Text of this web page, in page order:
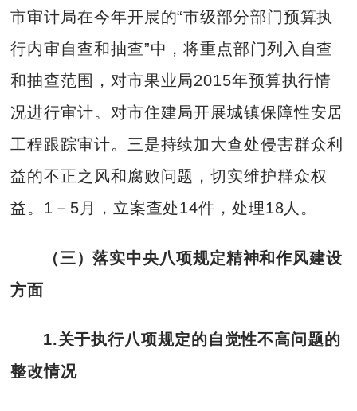
市审计局在今年开展的“市级部分部门预算执
行内审自查和抽查”中，将重点部门列入自查
和抽查范围，对市果业局2015年预算执行情
况进行审计。对市住建局开展城镇保障性安居
工程跟踪审计。三是持续加大查处侵害群众利
益的不正之风和腐败问题，切实维护群众权
益。1－5月，立案查处14件，处理18人。
（三）落实中央八项规定精神和作风建设
方面
1.关于执行八项规定的自觉性不高问题的
整改情况